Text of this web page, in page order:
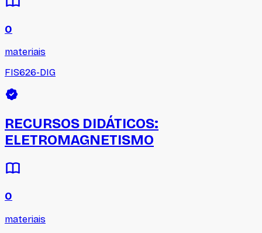
0
materiais
FIS626-DIG
RECURSOS DIDÁTICOS:
ELETROMAGNETISMO
0
materiais